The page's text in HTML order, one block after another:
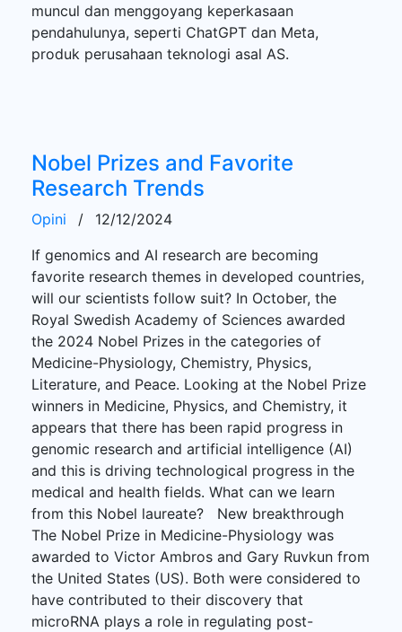
muncul dan menggoyang keperkasaan
pendahulunya, seperti ChatGPT dan Meta,
produk perusahaan teknologi asal AS.
Nobel Prizes and Favorite
Research Trends
Opini /
12/12/2024
If genomics and AI research are becoming
favorite research themes in developed countries,
will our scientists follow suit? In October, the
Royal Swedish Academy of Sciences awarded
the 2024 Nobel Prizes in the categories of
Medicine-Physiology, Chemistry, Physics,
Literature, and Peace. Looking at the Nobel Prize
winners in Medicine, Physics, and Chemistry, it
appears that there has been rapid progress in
genomic research and artificial intelligence (AI)
and this is driving technological progress in the
medical and health fields. What can we learn
from this Nobel laureate? New breakthrough
The Nobel Prize in Medicine-Physiology was
awarded to Victor Ambros and Gary Ruvkun from
the United States (US). Both were considered to
have contributed to their discovery that
microRNA plays a role in regulating post-